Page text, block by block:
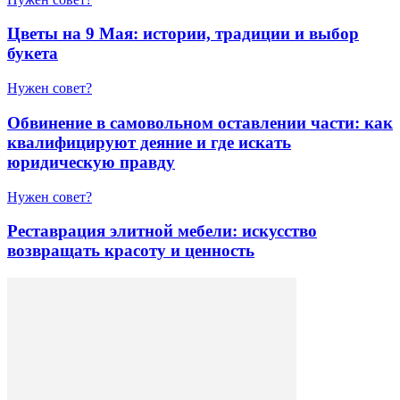
Цветы на 9 Мая: истории, традиции и выбор
букета
Нужен совет?
Обвинение в самовольном оставлении части: как
квалифицируют деяние и где искать
юридическую правду
Нужен совет?
Реставрация элитной мебели: искусство
возвращать красоту и ценность